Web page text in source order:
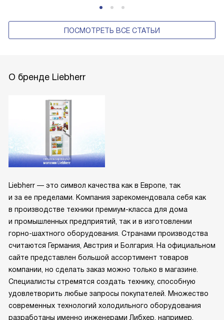
ПОСМОТРЕТЬ ВСЕ СТАТЬИ
О бренде Liebherr
Liebherr — это символ качества как в Европе, так
и за ее пределами. Компания зарекомендовала себя как
в производстве техники премиум-класса для дома
и промышленных предприятий, так и в изготовлении
горно-шахтного оборудования. Странами производства
считаются Германия, Австрия и Болгария. На официальном
сайте представлен большой ассортимент товаров
компании, но сделать заказ можно только в магазине.
Специалисты стремятся создать технику, способную
удовлетворить любые запросы покупателей. Множество
современных технологий холодильного оборудования
разработаны именно инженерами Либхер, например,